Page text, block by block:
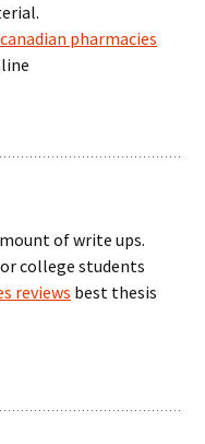
pharmacies
of write ups.
college students
reviews best thesis